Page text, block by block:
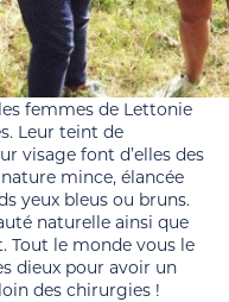
les femmes de Lettonie
Leur teint de
visage font d’elles des
mince, élancée
yeux bleus ou bruns.
naturelle ainsi que
Tout le monde vous le
dieux pour avoir un
des chirurgies !